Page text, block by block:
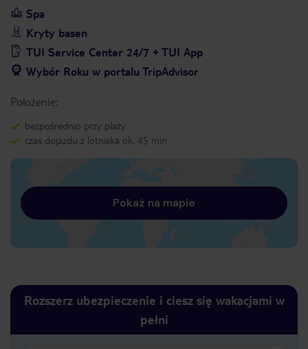
Spa
Kryty basen
TUI Service Center 24/7 + TUI App
Wybór Roku w portalu TripAdvisor
Położenie:
bezpośrednio przy plaży
czas dojazdu z lotniska ok. 45 min
Pokaż na mapie
Rozszerz ubezpieczenie i ciesz się wakacjami w
pełni